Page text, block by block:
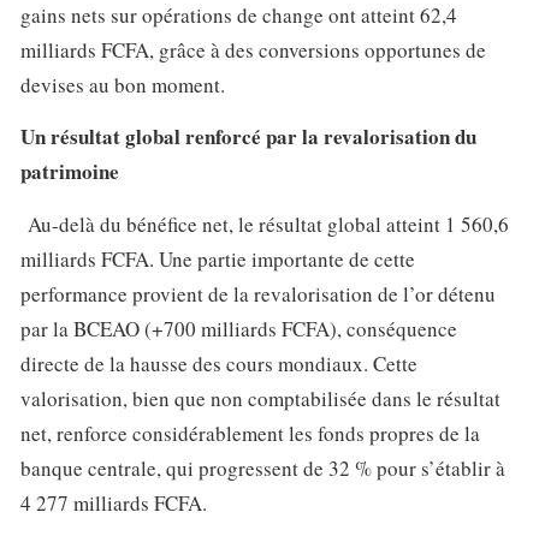
gains nets sur opérations de change ont atteint 62,4
milliards FCFA, grâce à des conversions opportunes de
devises au bon moment.
Un résultat global renforcé par la revalorisation du
patrimoine
Au-delà du bénéfice net, le résultat global atteint 1 560,6
milliards FCFA. Une partie importante de cette
performance provient de la revalorisation de l’or détenu
par la BCEAO (+700 milliards FCFA), conséquence
directe de la hausse des cours mondiaux. Cette
valorisation, bien que non comptabilisée dans le résultat
net, renforce considérablement les fonds propres de la
banque centrale, qui progressent de 32 % pour s’établir à
4 277 milliards FCFA.